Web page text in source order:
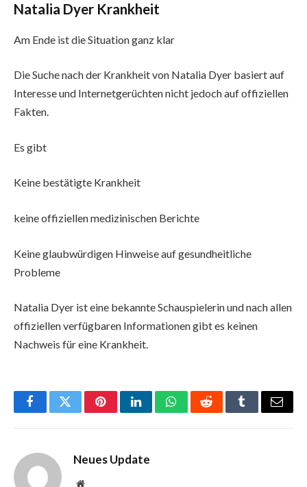
Natalia Dyer Krankheit
Am Ende ist die Situation ganz klar
Die Suche nach der Krankheit von Natalia Dyer basiert auf
Interesse und Internetgerüchten nicht jedoch auf offiziellen
Fakten.
Es gibt
Keine bestätigte Krankheit
keine offiziellen medizinischen Berichte
Keine glaubwürdigen Hinweise auf gesundheitliche
Probleme
Natalia Dyer ist eine bekannte Schauspielerin und nach allen
offiziellen verfügbaren Informationen gibt es keinen
Nachweis für eine Krankheit.
FacebookTwitterPinterestLinkedInWhatsAppRedditTumblrEmail
Neues Update
Website